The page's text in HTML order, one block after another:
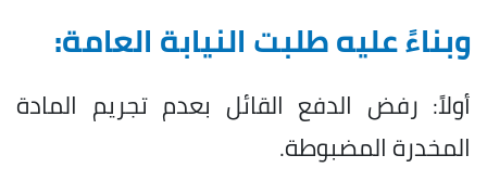
وبناءً عليه طلبت النيابة العامة:
أولاً: رفض الدفع القائل بعدم تجريم المادة
المخدرة المضبوطة.